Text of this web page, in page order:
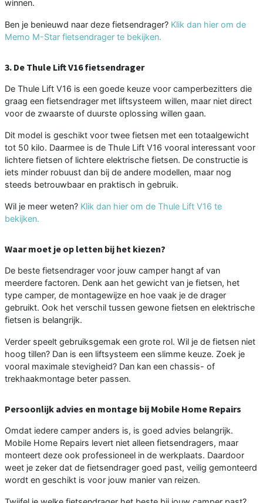
winnen.
Ben je benieuwd naar deze fietsendrager? Klik dan hier om de
Memo M-Star fietsendrager te bekijken.
3. De Thule Lift V16 fietsendrager
De Thule Lift V16 is een goede keuze voor camperbezitters die
graag een fietsendrager met liftsysteem willen, maar niet direct
voor de zwaarste of duurste oplossing willen gaan.
Dit model is geschikt voor twee fietsen met een totaalgewicht
tot 50 kilo. Daarmee is de Thule Lift V16 vooral interessant voor
lichtere fietsen of lichtere elektrische fietsen. De constructie is
iets minder robuust dan bij de andere modellen, maar nog
steeds betrouwbaar en praktisch in gebruik.
Wil je meer weten? Klik dan hier om de Thule Lift V16 te
bekijken.
Waar moet je op letten bij het kiezen?
De beste fietsendrager voor jouw camper hangt af van
meerdere factoren. Denk aan het gewicht van je fietsen, het
type camper, de montagewijze en hoe vaak je de drager
gebruikt. Ook het verschil tussen gewone fietsen en elektrische
fietsen is belangrijk.
Verder speelt gebruiksgemak een grote rol. Wil je de fietsen niet
hoog tillen? Dan is een liftsysteem een slimme keuze. Zoek je
vooral maximale stevigheid? Dan kan een chassis- of
trekhaakmontage beter passen.
Persoonlijk advies en montage bij Mobile Home Repairs
Omdat iedere camper anders is, is goed advies belangrijk.
Mobile Home Repairs levert niet alleen fietsendragers, maar
monteert deze ook professioneel in de werkplaats. Daardoor
weet je zeker dat de fietsendrager goed past, veilig gemonteerd
wordt en geschikt is voor jouw manier van reizen.